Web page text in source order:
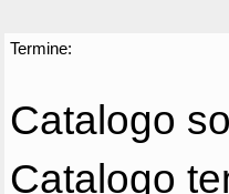
Termine:
Catalogo
Catalogo